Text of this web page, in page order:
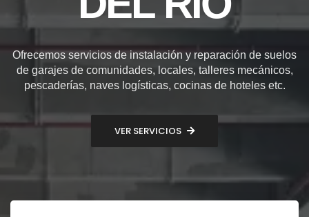
Ofrecemos servicios de instalación y reparación de suelos
de garajes de comunidades, locales, talleres mecánicos,
pescaderías, naves logísticas, cocinas de hoteles etc.
VER SERVICIOS